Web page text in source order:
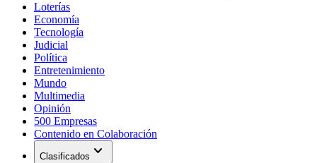
Loterías
Economía
Tecnología
Judicial
Política
Entretenimiento
Mundo
Multimedia
Opinión
500 Empresas
Contenido en Colaboración
Clasificados expand_more